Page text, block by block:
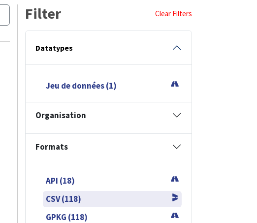
Filter Clear Filters
Datatypes
Jeu de données (1)
Organisation
Formats
API (18)
CSV (118)
GPKG (118)